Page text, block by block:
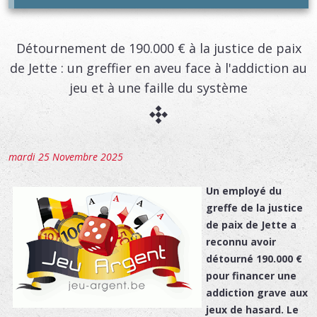
Détournement de 190.000 € à la justice de paix
de Jette : un greffier en aveu face à l'addiction au
jeu et à une faille du système
mardi 25 Novembre 2025
Un employé du
greffe de la justice
de paix de Jette a
reconnu avoir
détourné 190.000 €
pour financer une
addiction grave aux
jeux de hasard. Le